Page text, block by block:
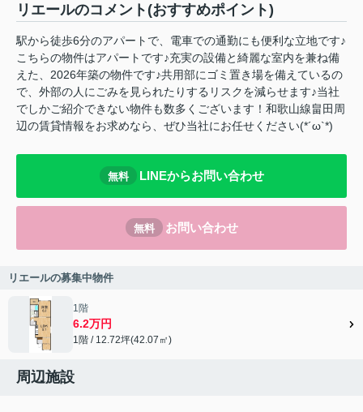
リエールのコメント(おすすめポイント)
駅から徒歩6分のアパートで、電車での通勤にも便利な立地です♪
こちらの物件はアパートです♪充実の設備と綺麗な室内を兼ね備
えた、2026年築の物件です♪共用部にゴミ置き場を備えているの
で、外部の人にごみを見られたりするリスクを減らせます♪当社
でしかご紹介できない物件も数多くございます！和歌山線畠田周
辺の賃貸情報をお求めなら、ぜひ当社にお任せください(*´ω`*)
無料 LINEからお問い合わせ
無料 お問い合わせ
リエールの募集中物件
1階
6.2万円
1階 / 12.72坪(42.07㎡)
周辺施設